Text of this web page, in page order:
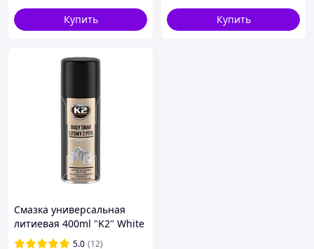
Купить
Купить
Смазка универсальная
литиевая 400ml "K2" White
Grease PTFE W121
5.0 (12)